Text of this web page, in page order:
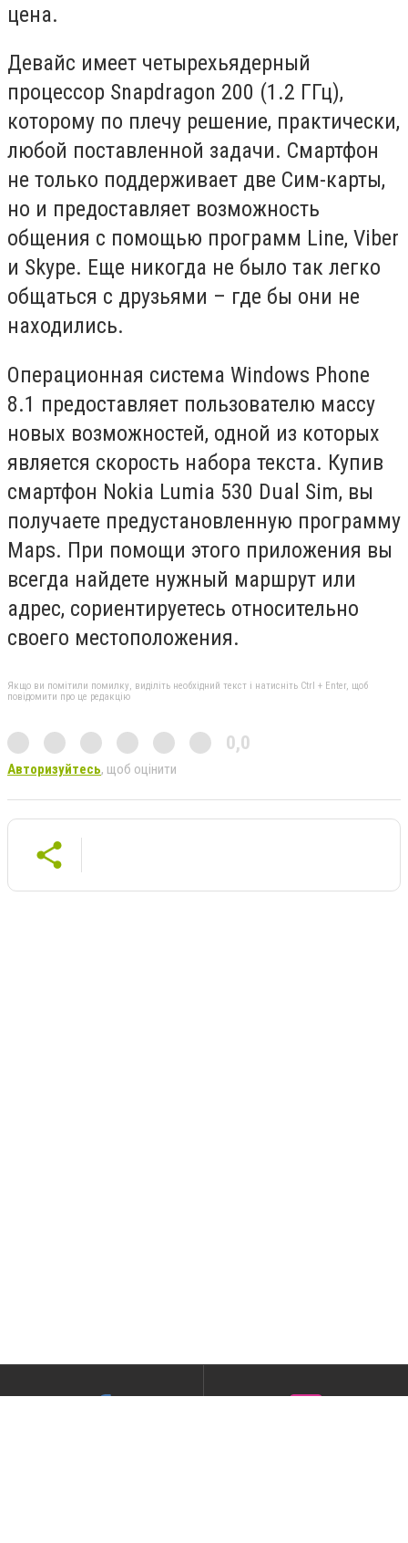
цена.
Девайс имеет четырехьядерный
процессор Snapdragon 200 (1.2 ГГц),
которому по плечу решение, практически,
любой поставленной задачи. Смартфон
не только поддерживает две Сим-карты,
но и предоставляет возможность
общения с помощью программ Line, Viber
и Skype. Еще никогда не было так легко
общаться с друзьями – где бы они не
находились.
Операционная система Windows Phone
8.1 предоставляет пользователю массу
новых возможностей, одной из которых
является скорость набора текста. Купив
смартфон Nokia Lumia 530 Dual Sim, вы
получаете предустановленную программу
Maps. При помощи этого приложения вы
всегда найдете нужный маршрут или
адрес, сориентируетесь относительно
своего местоположения.
Якщо ви помітили помилку, виділіть необхідний текст і натисніть Ctrl + Enter, щоб
повідомити про це редакцію
0,0
Авторизуйтесь, щоб оцінити